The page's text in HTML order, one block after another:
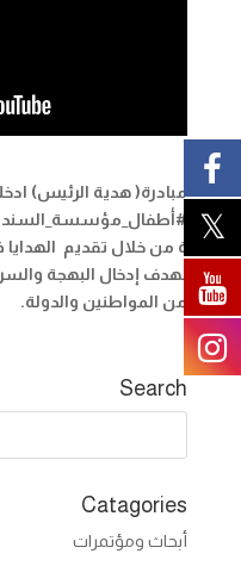
مبادرة( هدية الرئيس)
ة من خلال تقديم الهدايا
بهدف إدخال البهجة
من المواطنين والدولة.
Search
Catagories
أبحاث ومؤتمرات